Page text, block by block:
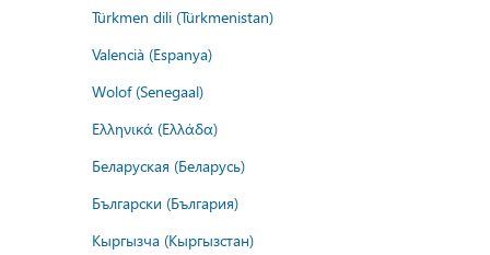
Türkmen dili (Türkmenistan)
Valencià (Espanya)
Wolof (Senegaal)
Ελληνικά (Ελλάδα)
Беларуская (Беларусь)
Български (България)
Кыргызча (Кыргызстан)